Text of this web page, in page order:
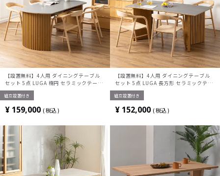
【設置無料】4人用 ダイニングテーブル
セット 5点 LUGA 楕円 セラミックテーブ
ル おしゃれ ダイニングチェア 和モダン
ナチュラル ブラウン(幅165cm 食卓テー
ブル×1 食卓椅子×4)
組立設置付き
¥ 159,000 税込
【設置無料】4人用 ダイニングテーブル
セット 5点 LUGA 長方形 セラミックテー
ブル おしゃれ ダイニングチェア 和モダン
ナチュラル ブラウン(幅165cm 食卓テー
ブル×1 食卓椅子×4)
組立設置付き
¥ 152,000 税込